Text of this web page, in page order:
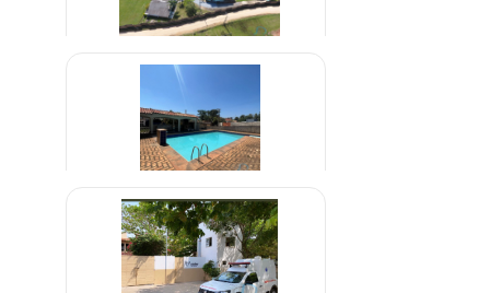
Clínica em Abadia de Goiás
Clínica Para Dependentes
Alcoólatras em Uberaba Minas
Gerais
R$ 1.500,00